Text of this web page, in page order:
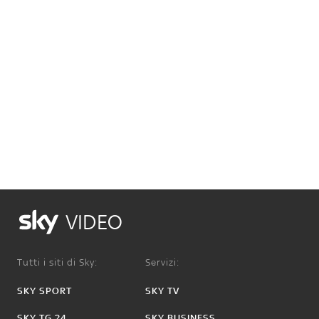
VIDEO
Tutti i siti di Sky:
SKY SPORT
Servizi:
SKY TV